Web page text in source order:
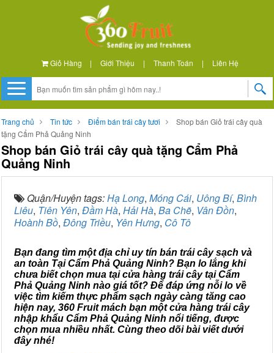
Giỏ Hàng | Giới Thiệu | Thanh Toán | Liên Hệ
Trang chủ Tin tức Điểm bán trái cây tươi
Shop bán Giỏ trái cây quà
tặng Cẩm Phả Quảng Ninh
Shop bán Giỏ trái cây quà tặng Cẩm Phả
Quảng Ninh
Quận/Huyện tags:Hạ Long, Móng Cái, Uông Bí, Bình
Liêu, Tiên Yên, Đầm Hà, Hải Hà, Ba Chẽ, Vân Đồn,
Hoành Bồ, Đông Triều, Yên Hưng, Cô Tô
Bạn đang tìm một địa chỉ uy tín bán trái cây sạch và
an toàn Tại Cẩm Phả Quảng Ninh? Bạn lo lắng khi
chưa biết chọn mua tại cửa hàng trái cây tại Cẩm
Phả Quảng Ninh nào giá tốt? Để đáp ứng nỗi lo về
việc tìm kiếm thực phẩm sạch ngày càng tăng cao
hiện nay, 360 Fruit mách bạn một cửa hàng trái cây
nhập khẩu Cẩm Phả Quảng Ninh nổi tiếng, được
chọn mua nhiều nhất. Cùng theo dõi bài viết dưới
đây nhé!